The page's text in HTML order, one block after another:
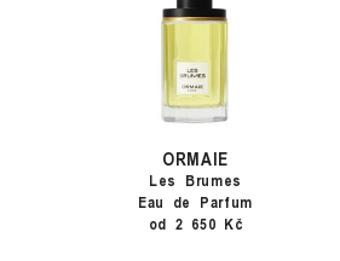
ORMAIE
Les Brumes
Eau de Parfum
od 2 650 Kč